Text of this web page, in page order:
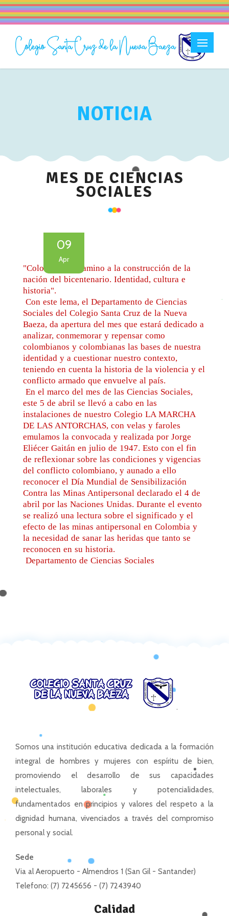
NOTICIA
MES DE CIENCIAS
SOCIALES
09
Apr
"Colombia: en camino a la construcción de la
nación del bicentenario. Identidad, cultura e
historia".
Con este lema, el Departamento de Ciencias
Sociales del Colegio Santa Cruz de la Nueva
Baeza, da apertura del mes que estará dedicado a
analizar, conmemorar y repensar como
colombianos y colombianas las bases de nuestra
identidad y a cuestionar nuestro contexto,
teniendo en cuenta la historia de la violencia y el
conflicto armado que envuelve al país.
En el marco del mes de las Ciencias Sociales,
este 5 de abril se llevó a cabo en las
instalaciones de nuestro Colegio LA MARCHA
DE LAS ANTORCHAS, con velas y faroles
emulamos la convocada y realizada por Jorge
Eliécer Gaitán en julio de 1947. Esto con el fin
de reflexionar sobre las condiciones y vigencias
del conflicto colombiano, y aunado a ello
reconocer el Día Mundial de Sensibilización
Contra las Minas Antipersonal declarado el 4 de
abril por las Naciones Unidas. Durante el evento
se realizó una lectura sobre el significado y el
efecto de las minas antipersonal en Colombia y
la necesidad de sanar las heridas que tanto se
reconocen en su historia.
Departamento de Ciencias Sociales
Somos una institución educativa dedicada a la formación
integral de hombres y mujeres con espíritu de bien,
promoviendo el desarrollo de sus capacidades
intelectuales, laborales y potencialidades,
fundamentados en principios y valores del respeto a la
dignidad humana, vivenciados a través del compromiso
personal y social.
Sede
Via al Aeropuerto - Almendros 1 (San Gil - Santander)
Telefono: (7) 7245656 - (7) 7243940
Calidad